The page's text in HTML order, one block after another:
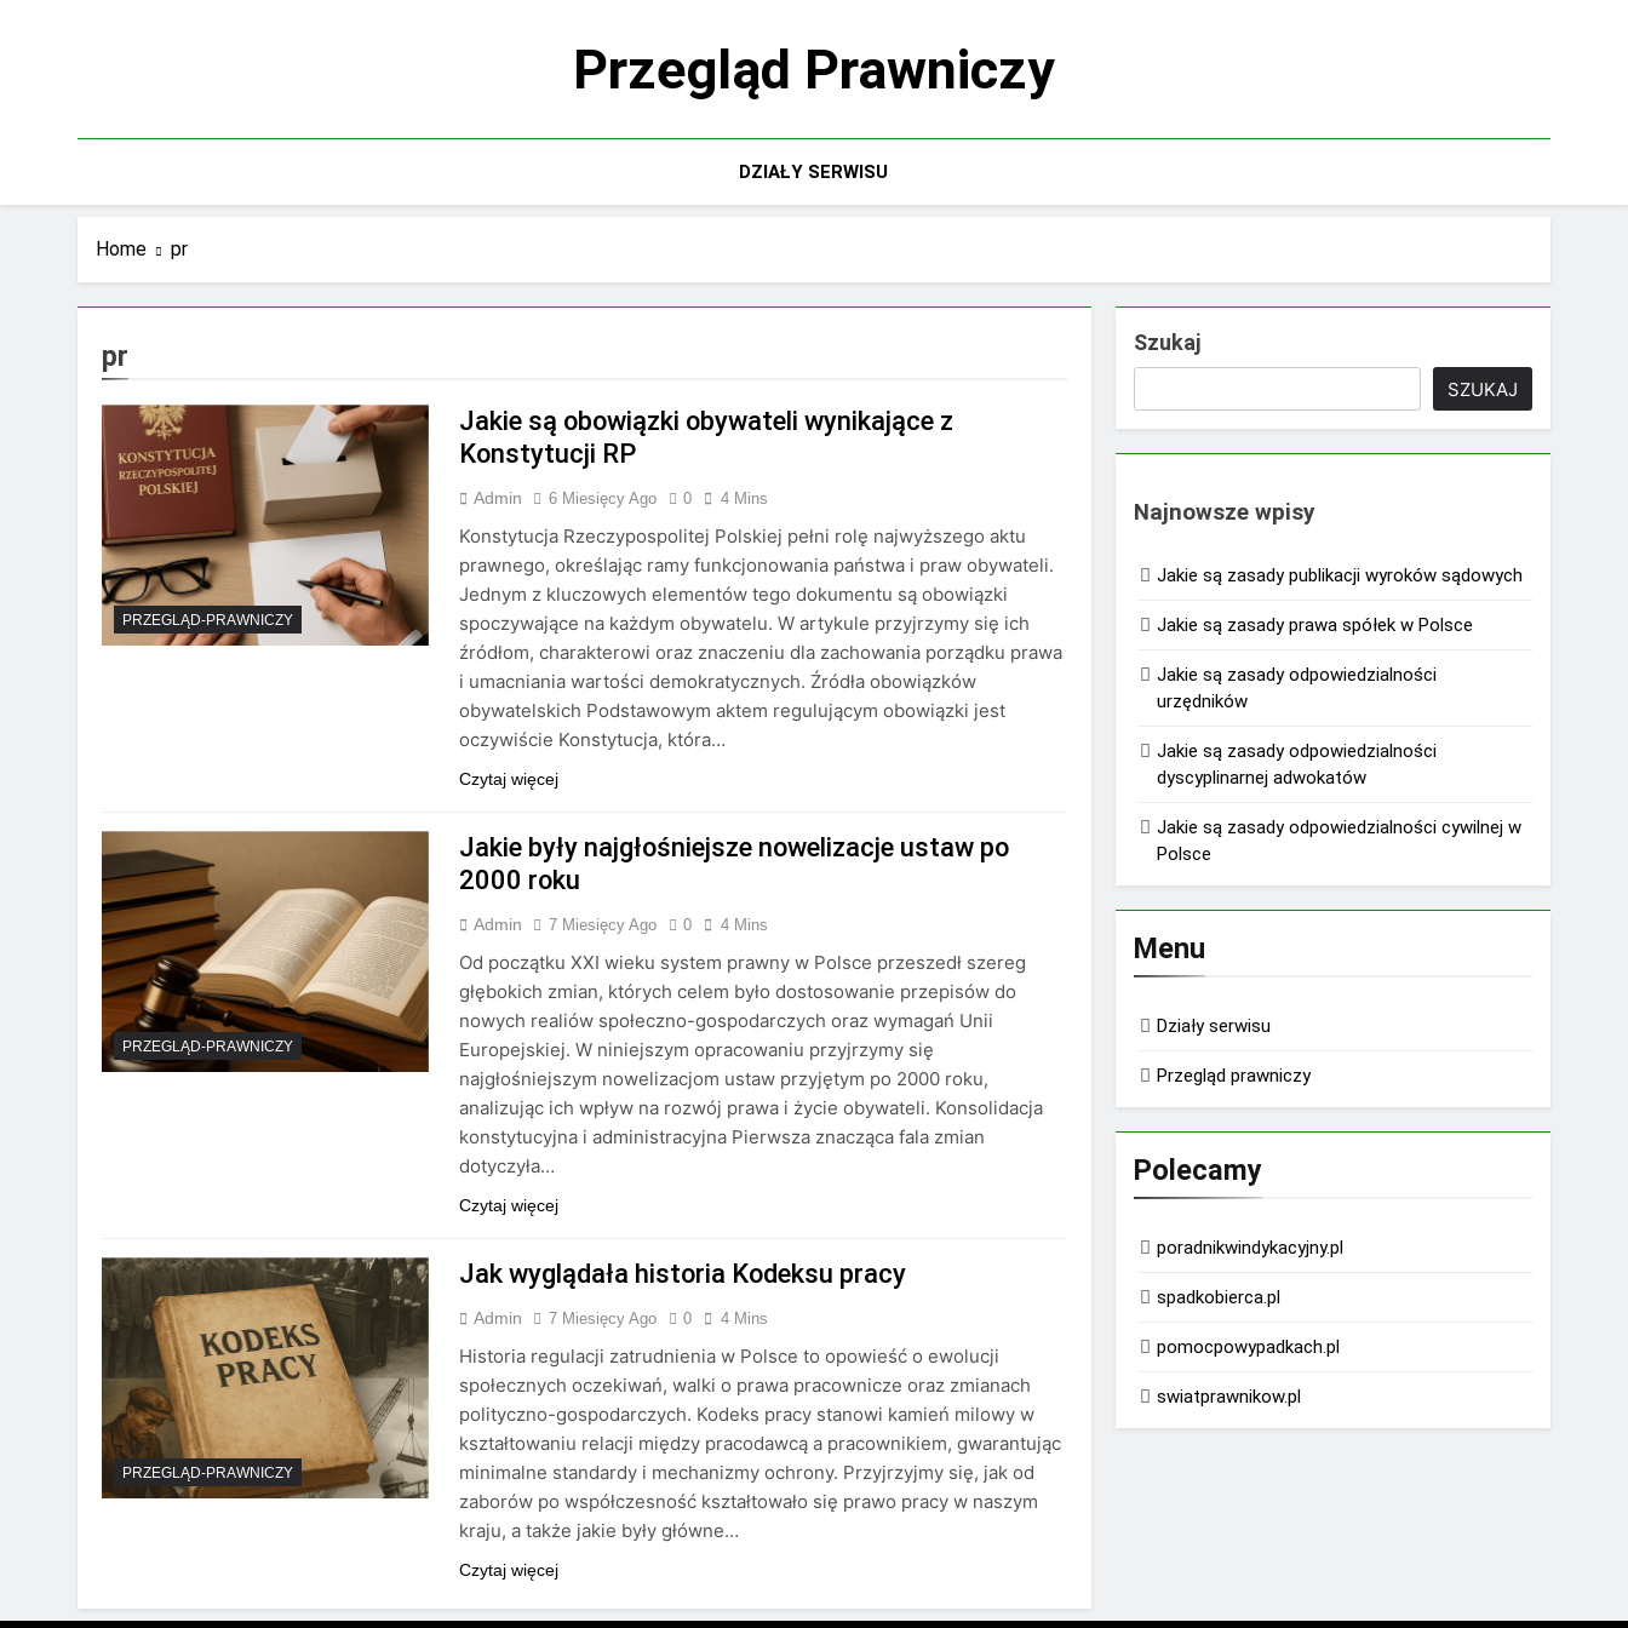
Przegląd Prawniczy
DZIAŁY SERWISU
Home pr
pr
PRZEGLĄD-PRAWNICZY
Jakie są obowiązki obywateli wynikające z
Konstytucji RP
Admin 6 Miesięcy Ago 0 4 Mins
Konstytucja Rzeczypospolitej Polskiej pełni rolę najwyższego aktu
prawnego, określając ramy funkcjonowania państwa i praw obywateli.
Jednym z kluczowych elementów tego dokumentu są obowiązki
spoczywające na każdym obywatelu. W artykule przyjrzymy się ich
źródłom, charakterowi oraz znaczeniu dla zachowania porządku prawa
i umacniania wartości demokratycznych. Źródła obowiązków
obywatelskich Podstawowym aktem regulującym obowiązki jest
oczywiście Konstytucja, która…
Czytaj więcej
PRZEGLĄD-PRAWNICZY
Jakie były najgłośniejsze nowelizacje ustaw po
2000 roku
Admin 7 Miesięcy Ago 0 4 Mins
Od początku XXI wieku system prawny w Polsce przeszedł szereg
głębokich zmian, których celem było dostosowanie przepisów do
nowych realiów społeczno-gospodarczych oraz wymagań Unii
Europejskiej. W niniejszym opracowaniu przyjrzymy się
najgłośniejszym nowelizacjom ustaw przyjętym po 2000 roku,
analizując ich wpływ na rozwój prawa i życie obywateli. Konsolidacja
konstytucyjna i administracyjna Pierwsza znacząca fala zmian
dotyczyła…
Czytaj więcej
PRZEGLĄD-PRAWNICZY
Jak wyglądała historia Kodeksu pracy
Admin 7 Miesięcy Ago 0 4 Mins
Historia regulacji zatrudnienia w Polsce to opowieść o ewolucji
społecznych oczekiwań, walki o prawa pracownicze oraz zmianach
polityczno-gospodarczych. Kodeks pracy stanowi kamień milowy w
kształtowaniu relacji między pracodawcą a pracownikiem, gwarantując
minimalne standardy i mechanizmy ochrony. Przyjrzyjmy się, jak od
zaborów po współczesność kształtowało się prawo pracy w naszym
kraju, a także jakie były główne…
Czytaj więcej
Szukaj
SZUKAJ
Najnowsze wpisy
Jakie są zasady publikacji wyroków sądowych
Jakie są zasady prawa spółek w Polsce
Jakie są zasady odpowiedzialności
urzędników
Jakie są zasady odpowiedzialności
dyscyplinarnej adwokatów
Jakie są zasady odpowiedzialności cywilnej w
Polsce
Menu
Działy serwisu
Przegląd prawniczy
Polecamy
poradnikwindykacyjny.pl
spadkobierca.pl
pomocpowypadkach.pl
swiatprawnikow.pl